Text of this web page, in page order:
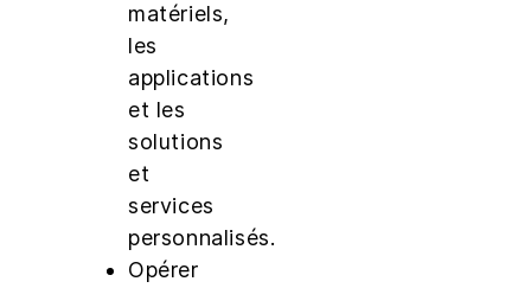
matériels,
les
applications
et les
solutions
et
services
personnalisés.
Opérer